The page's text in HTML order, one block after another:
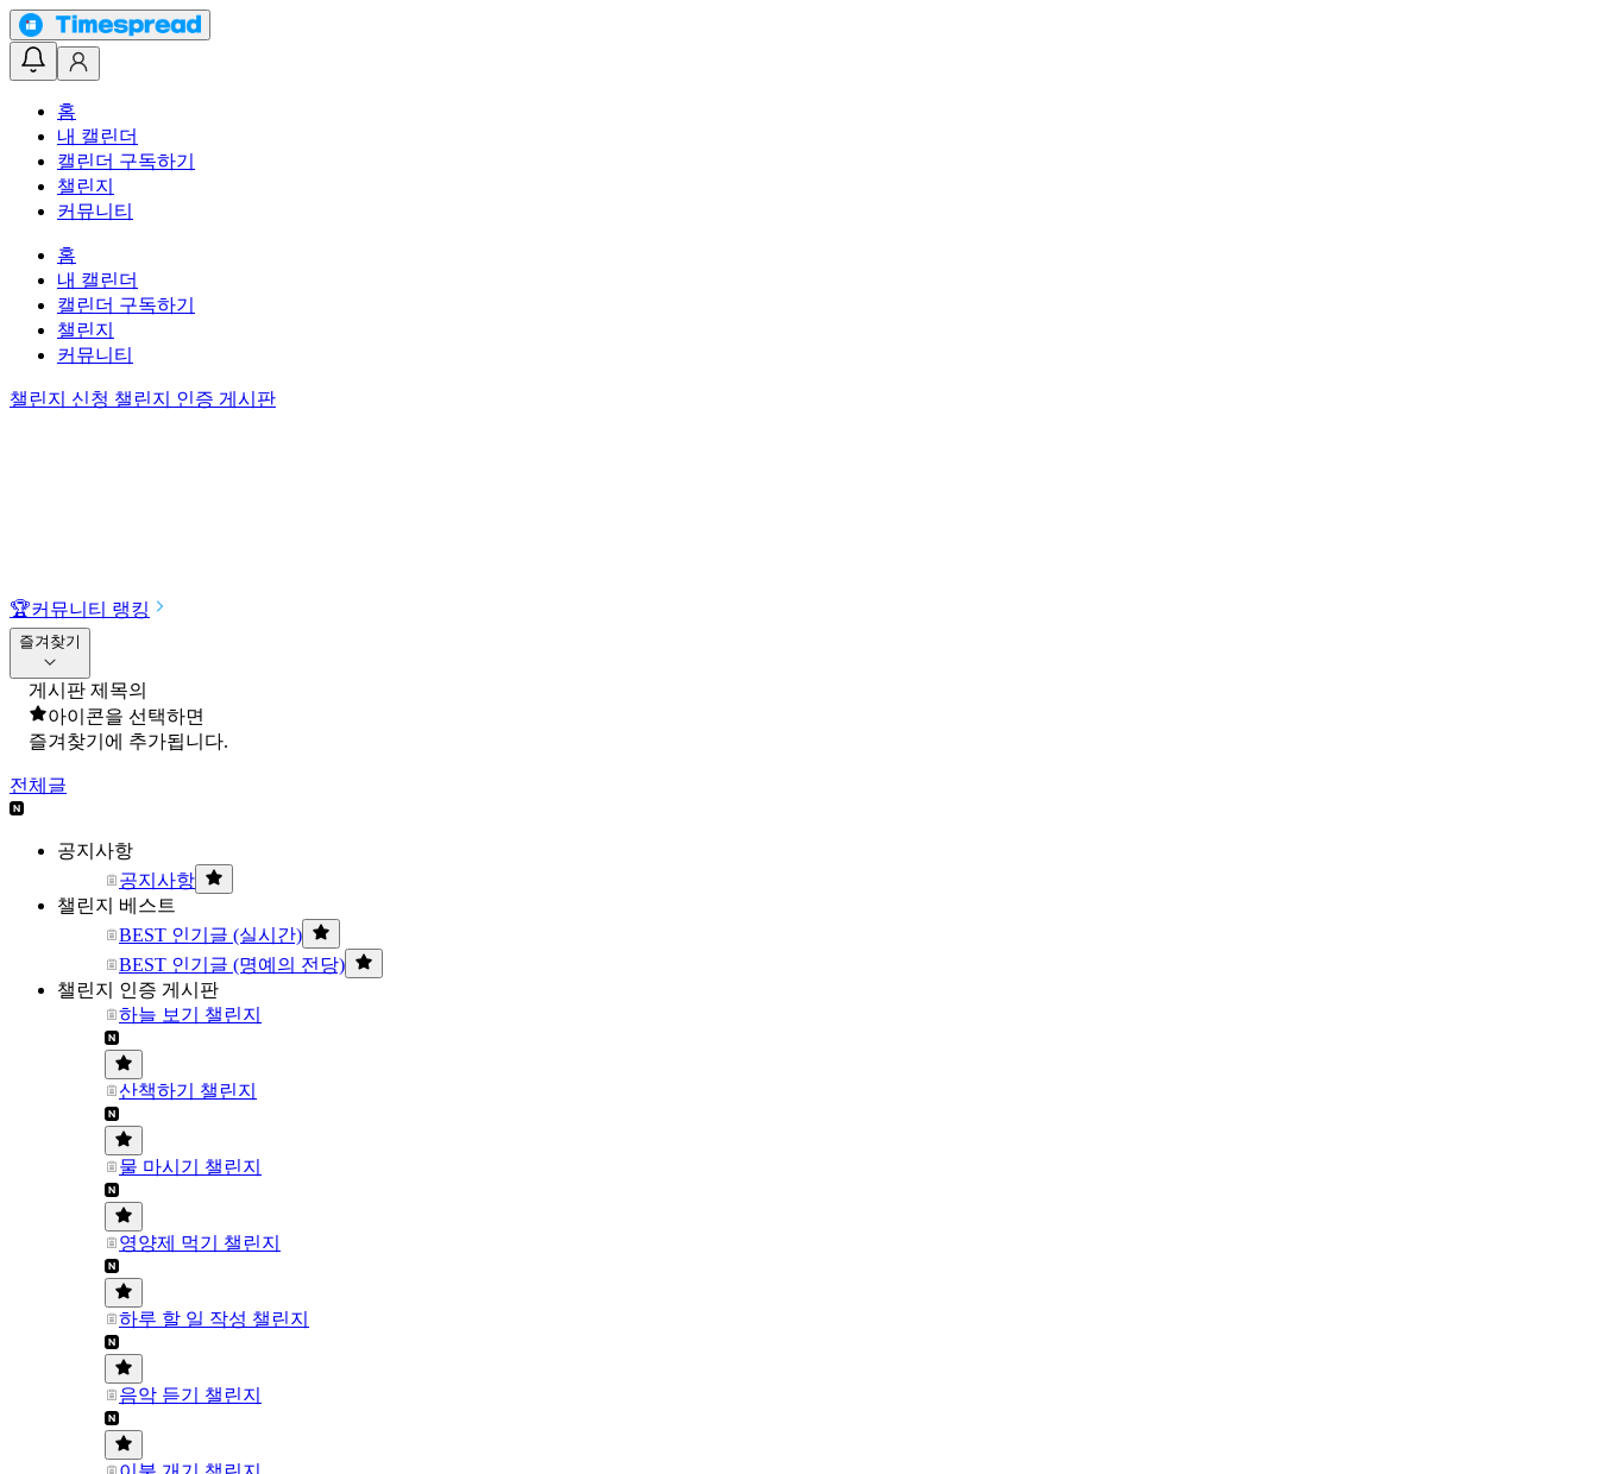
홈
내 캘린더
캘린더 구독하기
챌린지
커뮤니티
홈
내 캘린더
캘린더 구독하기
챌린지
커뮤니티
챌린지 신청 챌린지 인증 게시판
🏆커뮤니티 랭킹
즐겨찾기
게시판 제목의
아이콘을 선택하면
즐겨찾기에 추가됩니다.
전체글
공지사항
공지사항
챌린지 베스트
BEST 인기글 (실시간)
BEST 인기글 (명예의 전당)
챌린지 인증 게시판
하늘 보기 챌린지
산책하기 챌린지
물 마시기 챌린지
영양제 먹기 챌린지
하루 할 일 작성 챌린지
음악 듣기 챌린지